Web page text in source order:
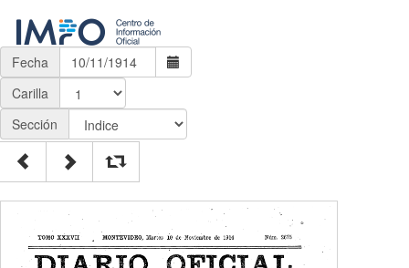
Fecha
Carilla
Sección